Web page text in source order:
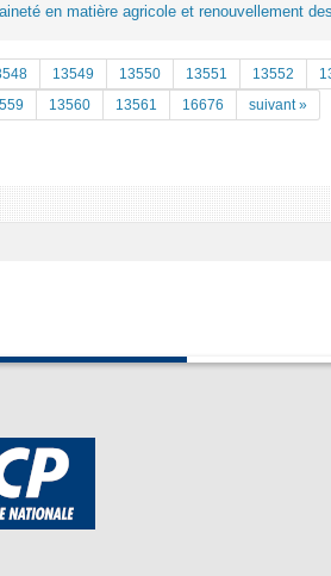
en matière agricole et renouvellement
13549 13550 13551 13552
13560 13561 16676 suivant »